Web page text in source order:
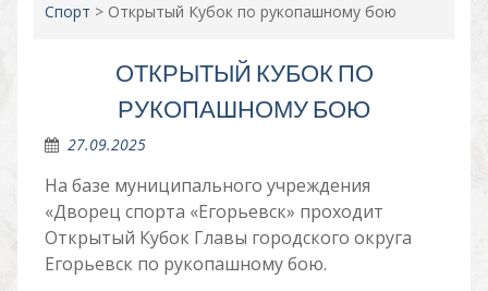
Спорт > Открытый Кубок по рукопашному бою
ОТКРЫТЫЙ КУБОК ПО
РУКОПАШНОМУ БОЮ
27.09.2025
На базе муниципального учреждения
«Дворец спорта «Егорьевск» проходит
Открытый Кубок Главы городского округа
Егорьевск по рукопашному бою.